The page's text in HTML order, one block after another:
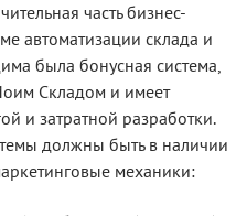
часть бизнес-
автоматизации склада и
была бонусная система,
Складом и имеет
и затратной разработки.
должны быть в наличии
механики: